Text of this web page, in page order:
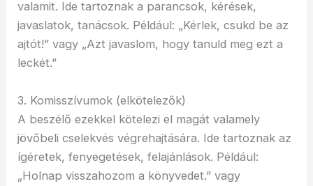
valamit. Ide tartoznak a parancsok, kérések,
javaslatok, tanácsok. Például: „Kérlek, csukd be az
ajtót!” vagy „Azt javaslom, hogy tanuld meg ezt a
leckét.”
3. Komisszívumok (elkötelezők)
A beszélő ezekkel kötelezi el magát valamely
jövőbeli cselekvés végrehajtására. Ide tartoznak az
ígéretek, fenyegetések, felajánlások. Például:
„Holnap visszahozom a könyvedet.” vagy